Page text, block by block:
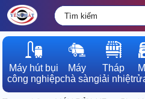
Máy hút bụi
công nghiệp
Máy
chà sàn
Tháp
giải nhiệt